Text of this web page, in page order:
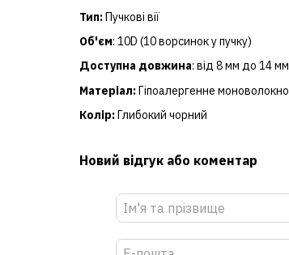
Тип:Пучкові вії
Об'єм: 10D (10 ворсинок у пучку)
Доступна довжина: від 8 мм до 14 мм
Матеріал:Гіпоалергенне моноволокно
Колір:Глибокий чорний
Новий відгук або коментар